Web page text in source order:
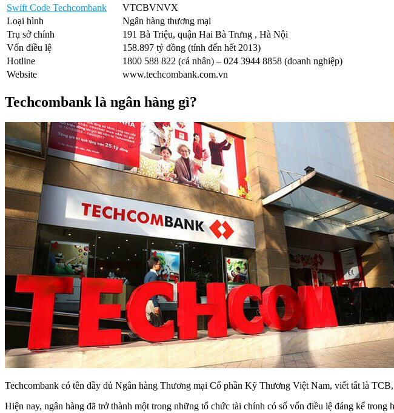
Swift Code Techcombank
VTCBVNVX
Loại hình
Ngân hàng thương mại
Trụ sở chính
191 Bà Triệu, quận Hai Bà Trưng , Hà Nội
Vốn điều lệ
158.897 tỷ đồng (tính đến hết 2013)
Hotline
1800 588 822 (cá nhân) – 024 3944 8858 (doanh nghiệp)
Website
www.techcombank.com.vn
Techcombank là ngân hàng gì?
Techcombank có tên đầy đủ Ngân hàng Thương mại Cổ phần Kỹ Thương Việt Nam, viết tắt là
Hiện nay, ngân hàng đã trở thành một trong những tổ chức tài chính có số vốn điều lệ đáng kể trong